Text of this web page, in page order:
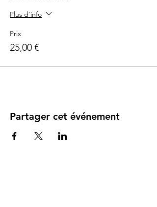
Plus d'info
Prix
25,00 €
Partager cet événement